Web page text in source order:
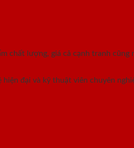
chất lượng, giá cả cạnh tranh cũng
đại và kỹ thuật viên chuyên